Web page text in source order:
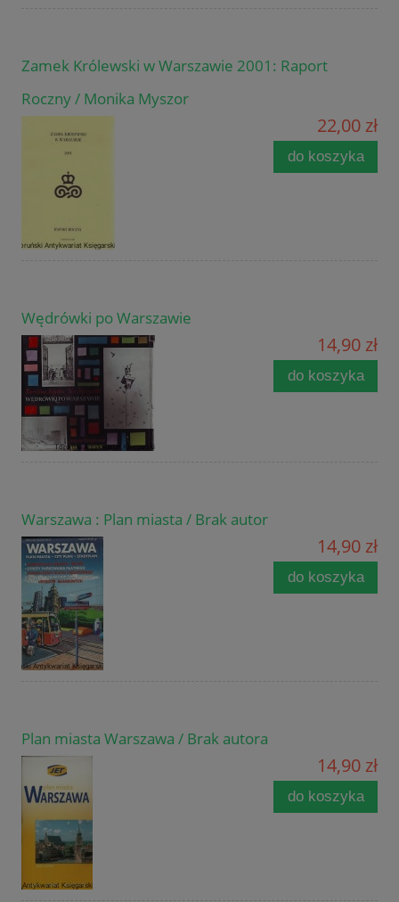
Zamek Królewski w Warszawie 2001: Raport
Roczny / Monika Myszor
22,00 zł
do koszyka
Wędrówki po Warszawie
14,90 zł
do koszyka
Warszawa : Plan miasta / Brak autor
14,90 zł
do koszyka
Plan miasta Warszawa / Brak autora
14,90 zł
do koszyka